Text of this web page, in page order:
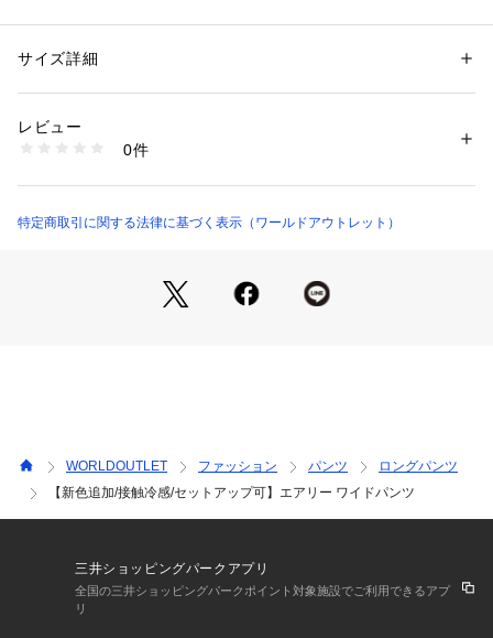
いポイントです。
ウールの長所とポリエステルの長所を掛け合わせたハイブリッ
ド糸を使用した梳毛調合繊素材です。
※カラーによって素材・風合いが異なります。各カラー詳細は
カラー番号：（014）（043）（050）（053）（094）
スーツ地のような上品な印象を持ちながら、ジャージのような
っています。
カラー番号：（714）（753）（794）
膨らみがあり、スーツ地っぽいのにジャージのような着心地と
キックバックの良いストレッチ性が特徴。
性別：レディース
素材：ポリエステル100％
商品番号：
153-61035 （ショップ）
サイズ詳細
レビュー
0件
特定商取引に関する法律に基づく表示（ワールドアウトレット）
WORLDOUTLET ファッション パンツ
ロングパンツ
【新色追加/接触冷感/セットアップ可】エアリー ワイドパンツ
三井ショッピングパークアプリ
全国の三井ショッピングパークポイント対象施設でご利用できるアプ
リ